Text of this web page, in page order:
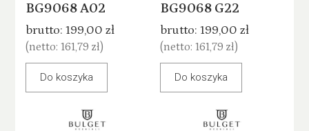
BG9068 A02
brutto:199,00 zł
(netto:161,79 zł)
Do koszyka
BG9068 G22
brutto: 199,00 zł
(netto: 161,79 zł)
Do koszyka